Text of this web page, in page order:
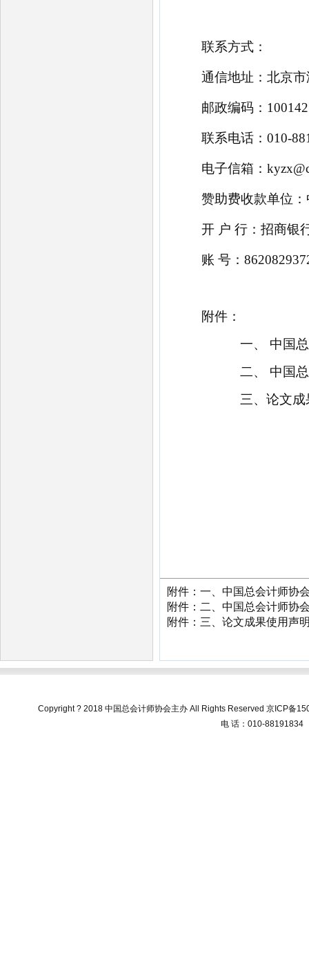
联系方式：
通信地址：北京
邮政编码： 100142
联系电话： 010-
电子信箱：
赞助费收款单位
开 户 行：招商银
账 号：
附件：
一、 中国
二、 中国
三、论文
附件：一、中国总会计师协
附件：二、中国总会计师协
附件：三、论文成果使用声
Copyright ? 2018 中国总会计师协会主办 All Rights Reserved京ICP备
电 话：010-88191834